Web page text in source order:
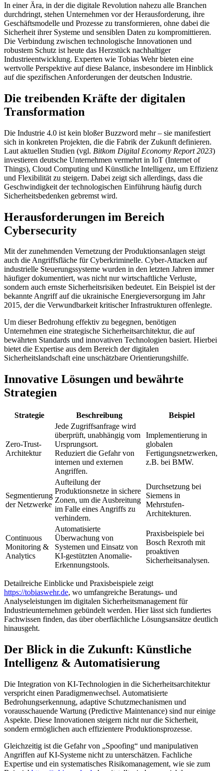
In einer Ära, in der die digitale Revolution nahezu alle Branchen
durchdringt, stehen Unternehmen vor der Herausforderung, ihre
Geschäftsmodelle und Prozesse zu transformieren, ohne dabei die
Sicherheit ihrer Systeme und sensiblen Daten zu kompromittieren.
Die Verbindung zwischen technologische Innovationen und
robustem Schutz ist heute das Herzstück nachhaltiger
Industrieentwicklung. Experten wie Tobias Wehr bieten eine
wertvolle Perspektive auf diese Balance, insbesondere im Hinblick
auf die spezifischen Anforderungen der deutschen Industrie.
Die treibenden Kräfte der digitalen
Transformation
Die Industrie 4.0 ist kein bloßer Buzzword mehr – sie manifestiert
sich in konkreten Projekten, die die Fabrik der Zukunft definieren.
Laut aktuellen Studien (vgl. Bitkom Digital Economy Report 2023)
investieren deutsche Unternehmen vermehrt in IoT (Internet of
Things), Cloud Computing und Künstliche Intelligenz, um Effizienz
und Flexibilität zu steigern. Dabei zeigt sich allerdings, dass die
Geschwindigkeit der technologischen Einführung häufig durch
Sicherheitsbedenken gebremst wird.
Herausforderungen im Bereich
Cybersecurity
Mit der zunehmenden Vernetzung der Produktionsanlagen steigt
auch die Angriffsfläche für Cyberkriminelle. Cyber-Attacken auf
industrielle Steuerungssysteme wurden in den letzten Jahren immer
häufiger dokumentiert, was nicht nur wirtschaftliche Verluste,
sondern auch ernste Sicherheitsrisiken bedeutet. Ein Beispiel ist der
bekannte Angriff auf die ukrainische Energieversorgung im Jahr
2015, der die Verwundbarkeit kritischer Infrastrukturen offenlegte.
Um dieser Bedrohung effektiv zu begegnen, benötigen
Unternehmen eine strategische Sicherheitsarchitektur, die auf
bewährten Standards und innovativen Technologien basiert. Hierbei
bietet die Expertise aus dem Bereich der digitalen
Sicherheitslandschaft eine unschätzbare Orientierungshilfe.
Innovative Lösungen und bewährte
Strategien
Strategie Beschreibung Beispiel
Zero-Trust-
Architektur
Jede Zugriffsanfrage wird
überprüft, unabhängig vom
Ursprungsort.
Reduziert die Gefahr von
internen und externen
Angriffen.
Implementierung in
globalen
Fertigungsnetzwerken,
z.B. bei BMW.
Segmentierung
der Netzwerke
Aufteilung der
Produktionsnetze in sichere
Zonen, um die Ausbreitung
im Falle eines Angriffs zu
verhindern.
Durchsetzung bei
Siemens in
Mehrstufen-
Architekturen.
Continuous
Monitoring &
Analytics
Automatisierte
Überwachung von
Systemen und Einsatz von
KI-gestützten Anomalie-
Erkennungstools.
Praxisbeispiele bei
Bosch Rexroth mit
proaktiven
Sicherheitsanalysen.
Detailreiche Einblicke und Praxisbeispiele zeigt
https://tobiaswehr.de, wo umfangreiche Beratungs- und
Analyseleistungen im digitalen Sicherheitsmanagement für
Industrieunternehmen gebündelt werden. Hier lässt sich fundiertes
Fachwissen finden, das über oberflächliche Lösungsansätze deutlich
hinausgeht.
Der Blick in die Zukunft: Künstliche
Intelligenz & Automatisierung
Die Integration von KI-Technologien in die Sicherheitsarchitektur
verspricht einen Paradigmenwechsel. Automatisierte
Bedrohungserkennung, adaptive Schutzmechanismen und
vorausschauende Wartung (Predictive Maintenance) sind nur einige
Aspekte. Diese Innovationen steigern nicht nur die Sicherheit,
sondern ermöglichen auch effizientere Produktionsprozesse.
Gleichzeitig ist die Gefahr von „Spoofing“ und manipulativen
Angriffen auf KI-Systeme nicht zu unterschätzen. Fachliche
Expertise und ein systematisches Risikomanagement, wie sie zum